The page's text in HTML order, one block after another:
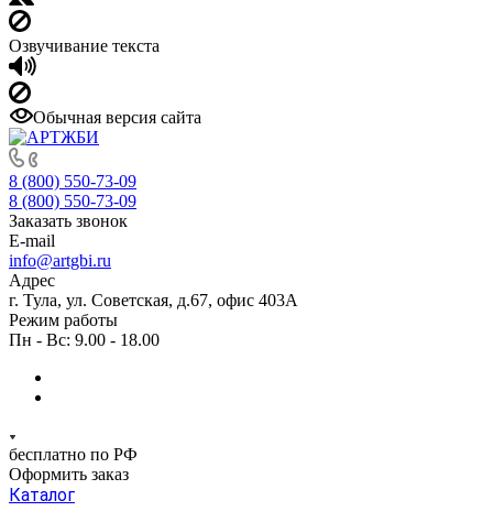
Озвучивание текста
Обычная версия сайта
8 (800) 550-73-09
8 (800) 550-73-09
Заказать звонок
E-mail
info@artgbi.ru
Адрес
г. Тула, ул. Советская, д.67, офис 403А
Режим работы
Пн - Вс: 9.00 - 18.00
бесплатно по РФ
Оформить заказ
Каталог